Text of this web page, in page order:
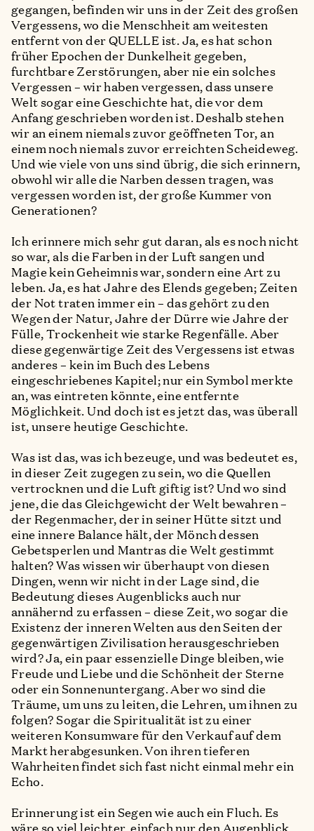
gegangen, befinden wir uns in der Zeit des großen
Vergessens, wo die Menschheit am weitesten
entfernt von der QUELLE ist. Ja, es hat schon
früher Epochen der Dunkelheit gegeben,
furchtbare Zerstörungen, aber nie ein solches
Vergessen – wir haben vergessen, dass unsere
Welt sogar eine Geschichte hat, die vor dem
Anfang geschrieben worden ist. Deshalb stehen
wir an einem niemals zuvor geöffneten Tor, an
einem noch niemals zuvor erreichten Scheideweg.
Und wie viele von uns sind übrig, die sich erinnern,
obwohl wir alle die Narben dessen tragen, was
vergessen worden ist, der große Kummer von
Generationen?
Ich erinnere mich sehr gut daran, als es noch nicht
so war, als die Farben in der Luft sangen und
Magie kein Geheimnis war, sondern eine Art zu
leben. Ja, es hat Jahre des Elends gegeben; Zeiten
der Not traten immer ein – das gehört zu den
Wegen der Natur, Jahre der Dürre wie Jahre der
Fülle, Trockenheit wie starke Regenfälle. Aber
diese gegenwärtige Zeit des Vergessens ist etwas
anderes – kein im Buch des Lebens
eingeschriebenes Kapitel; nur ein Symbol merkte
an, was eintreten könnte, eine entfernte
Möglichkeit. Und doch ist es jetzt das, was überall
ist, unsere heutige Geschichte.
Was ist das, was ich bezeuge, und was bedeutet es,
in dieser Zeit zugegen zu sein, wo die Quellen
vertrocknen und die Luft giftig ist? Und wo sind
jene, die das Gleichgewicht der Welt bewahren –
der Regenmacher, der in seiner Hütte sitzt und
eine innere Balance hält, der Mönch dessen
Gebetsperlen und Mantras die Welt gestimmt
halten? Was wissen wir überhaupt von diesen
Dingen, wenn wir nicht in der Lage sind, die
Bedeutung dieses Augenblicks auch nur
annähernd zu erfassen – diese Zeit, wo sogar die
Existenz der inneren Welten aus den Seiten der
gegenwärtigen Zivilisation herausgeschrieben
wird? Ja, ein paar essenzielle Dinge bleiben, wie
Freude und Liebe und die Schönheit der Sterne
oder ein Sonnenuntergang. Aber wo sind die
Träume, um uns zu leiten, die Lehren, um ihnen zu
folgen? Sogar die Spiritualität ist zu einer
weiteren Konsumware für den Verkauf auf dem
Markt herabgesunken. Von ihren tieferen
Wahrheiten findet sich fast nicht einmal mehr ein
Echo.
Erinnerung ist ein Segen wie auch ein Fluch. Es
wäre so viel leichter, einfach nur den Augenblick